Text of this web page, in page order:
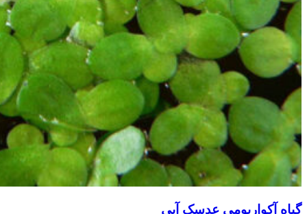
گیاه آکواریومی عدسک آبی